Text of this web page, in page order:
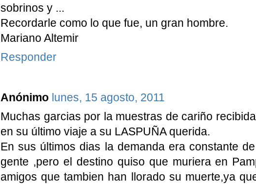
sobrinos y ...
Recordarle como lo que fue, un gran hombre.
Mariano Altemir
Responder
Anónimo lunes, 15 agosto, 2011
Muchas garcias por la muestras de cariño
en su último viaje a su LASPUÑA querida.
En sus últimos dias la demanda era constante
gente ,pero el destino quiso que muriera en
amigos que tambien han llorado su muerte,ya